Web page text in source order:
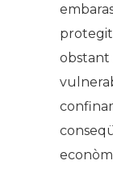
obstant